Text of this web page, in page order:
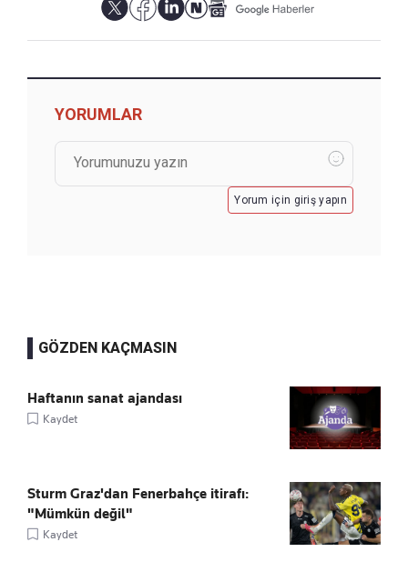
YORUMLAR
Yorum için giriş yapın
GÖZDEN KAÇMASIN
Haftanın sanat ajandası
Kaydet
Sturm Graz'dan Fenerbahçe itirafı:
"Mümkün değil"
Kaydet